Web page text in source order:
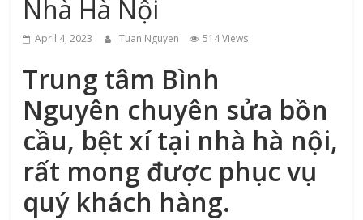
Thanh
Nhà Hà Nội
April 4, 2023 Tuan Nguyen 514 Views
Trung tâm Bình
Nguyên chuyên sửa bồn
cầu, bệt xí tại nhà hà nội,
rất mong được phục vụ
quý khách hàng.